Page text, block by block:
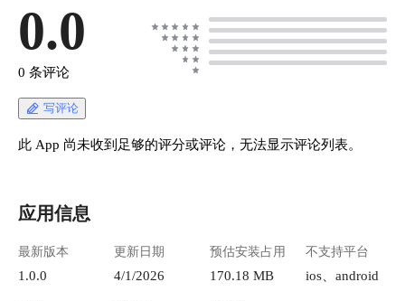
0.0
0 条评论
写评论
此 App 尚未收到足够的评分或评论，无法显示评论列表。
应用信息
最新版本
1.0.0
更新日期
4/1/2026
预估安装占用
170.18 MB
不支持平台
ios、android